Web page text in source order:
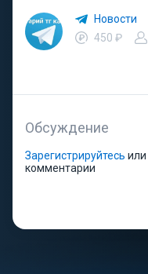
Новости
450 ₽
Обсуждение
Зарегистрируйтесь или
комментарии